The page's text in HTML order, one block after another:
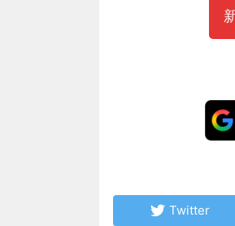
Twitter